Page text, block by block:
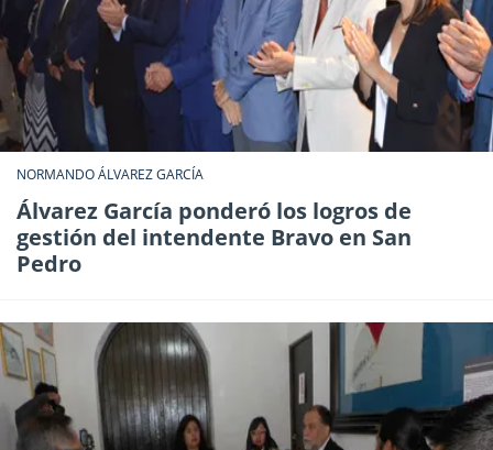
NORMANDO ÁLVAREZ GARCÍA
Álvarez García ponderó los logros de
gestión del intendente Bravo en San
Pedro